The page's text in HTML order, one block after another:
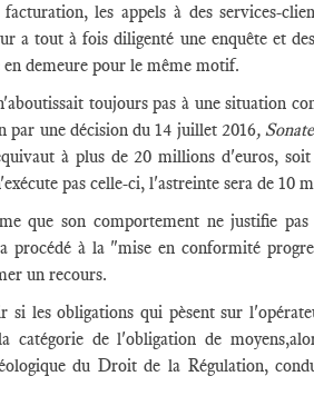
les appels à des services-
a tout à fois diligenté une enquête et
en demeure pour le même motif.
toujours pas à une situation
par une décision du 14 juillet 2016,
à plus de 20 millions d'euros,
pas celle-ci, l'astreinte sera de 10
que son comportement ne justifie
procédé à la "mise en conformité
un recours.
si les obligations qui pèsent sur
de l'obligation de
du Droit de la Régulation,